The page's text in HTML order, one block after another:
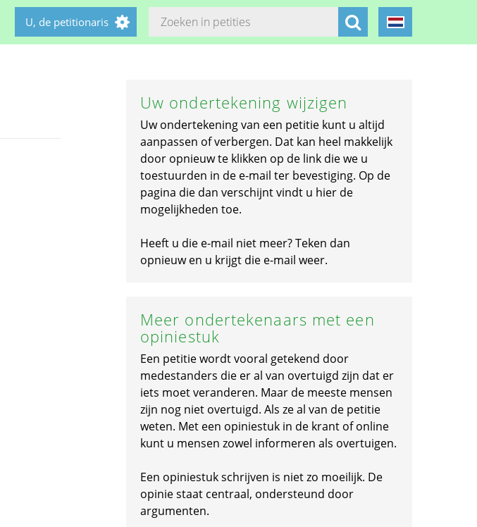
U, de petitionaris
Uw ondertekening wijzigen
Uw ondertekening van een petitie kunt u altijd
aanpassen of verbergen. Dat kan heel makkelijk
door opnieuw te klikken op de link die we u
toestuurden in de e-mail ter bevestiging. Op de
pagina die dan verschijnt vindt u hier de
mogelijkheden toe.
Heeft u die e-mail niet meer? Teken dan
opnieuw en u krijgt die e-mail weer.
Meer ondertekenaars met een
opiniestuk
Een petitie wordt vooral getekend door
medestanders die er al van overtuigd zijn dat er
iets moet veranderen. Maar de meeste mensen
zijn nog niet overtuigd. Als ze al van de petitie
weten. Met een opiniestuk in de krant of online
kunt u mensen zowel informeren als overtuigen.
Een opiniestuk schrijven is niet zo moeilijk. De
opinie staat centraal, ondersteund door
argumenten.